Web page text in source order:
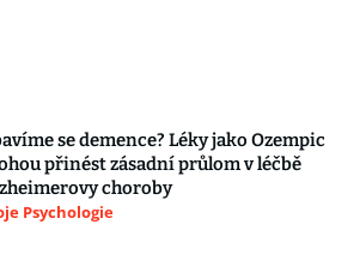
se demence? Léky jako Ozempic
přinést zásadní průlom v léčbě
choroby
Psychologie